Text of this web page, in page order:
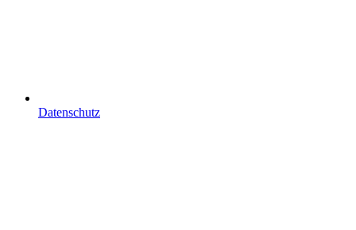
Datenschutz